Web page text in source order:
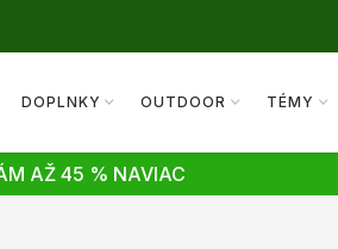
DOPLNKY OUTDOOR TÉMY
AŽ 45 % NAVIAC